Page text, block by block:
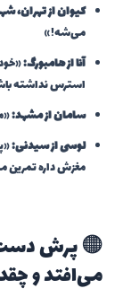
کیوان از تهران،
می‌شه!»
آنا از هامبورگ:
استرس نداشته
سامان از مشهد:
لوسی از سیدنی:
مغزش داره تمرین
🟠 پرش دست
می‌افتد و